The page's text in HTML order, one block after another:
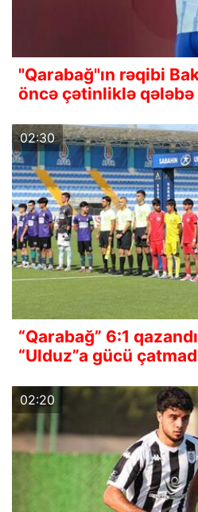
"Qarabağ"ın rəqibi
öncə çətinliklə qələbə
02:30
“Qarabağ” 6:1
“Ulduz”a gücü
02:20